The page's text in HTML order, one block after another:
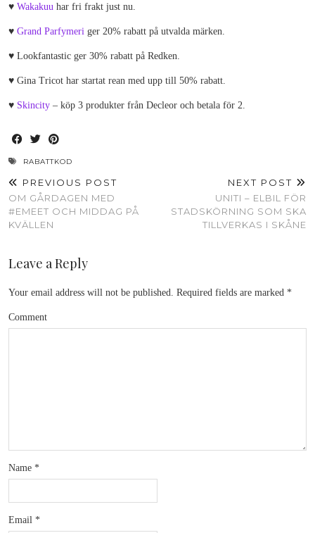
♥ Wakakuu har fri frakt just nu.
♥ Grand Parfymeri ger 20% rabatt på utvalda märken.
♥ Lookfantastic ger 30% rabatt på Redken.
♥ Gina Tricot har startat rean med upp till 50% rabatt.
♥ Skincity – köp 3 produkter från Decleor och betala för 2.
RABATTKOD
PREVIOUS POST
OM GÅRDAGEN MED
#EMEET OCH MIDDAG PÅ
KVÄLLEN
NEXT POST
UNITI – ELBIL FÖR
STADSKÖRNING SOM SKA
TILLVERKAS I SKÅNE
Leave a Reply
Your email address will not be published. Required fields are marked *
Comment
Name *
Email *